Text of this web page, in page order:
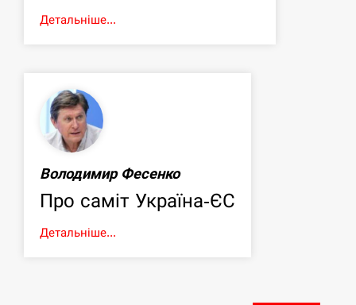
Детальніше...
Володимир Фесенко
Про саміт Україна-ЄС
Детальніше...